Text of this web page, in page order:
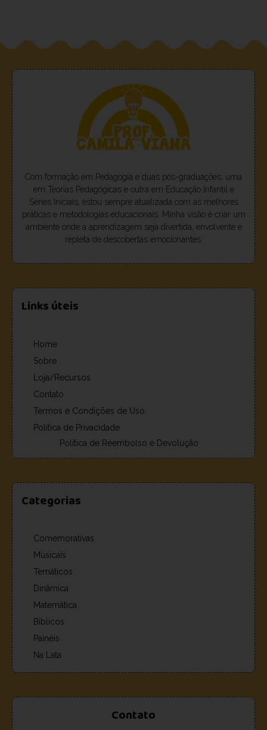
Com formação em Pedagogia e duas pós-graduações, uma
em Teorias Pedagógicas e outra em Educação Infantil e
Séries Iniciais, estou sempre atualizada com as melhores
práticas e metodologias educacionais. Minha visão é criar um
ambiente onde a aprendizagem seja divertida, envolvente e
repleta de descobertas emocionantes.
Links úteis
Home
Sobre
Loja/Recursos
Contato
Termos e Condições de Uso
Política de Privacidade
Política de Reembolso e Devolução
Categorias
Comemorativas
Músicais
Temáticos
Dinâmica
Matemática
Bíblicos
Painéis
Na Lata
Contato